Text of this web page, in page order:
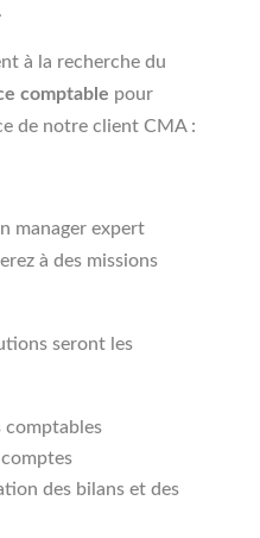
à la recherche du
comptable pour
de notre client CMA :
manager expert
à des missions
seront les
comptables
des bilans et des